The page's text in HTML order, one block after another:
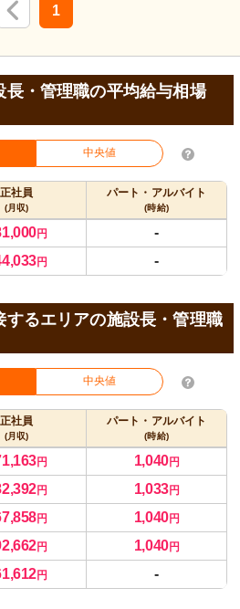
1
長・管理職の平均給与相場
中央値
正社員
(月収)
パート・アルバイト
(時給)
円 -
円 -
するエリアの施設長・管理職
中央値
正社員
(月収)
パート・アルバイト
(時給)
円 1,040円
円 1,033円
円 1,040円
円 1,040円
円 -